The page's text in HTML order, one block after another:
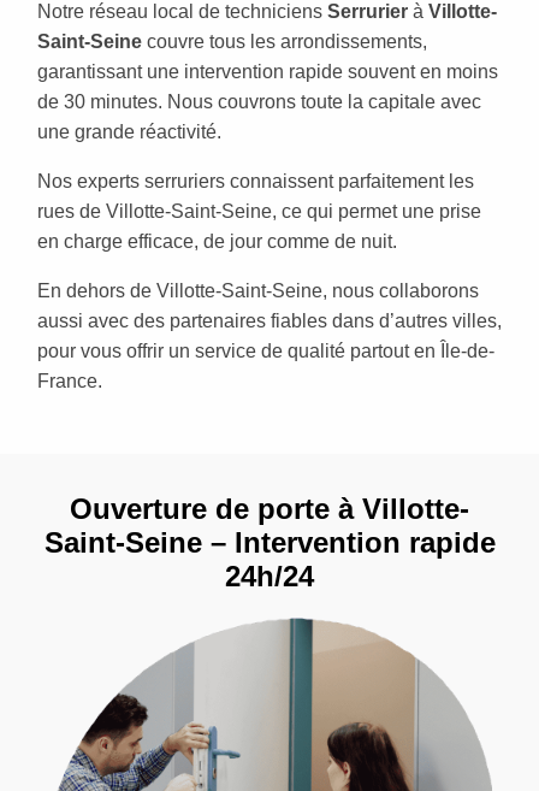
Notre réseau local de techniciens Serrurier à Villotte-
Saint-Seine couvre tous les arrondissements,
garantissant une intervention rapide souvent en moins
de 30 minutes. Nous couvrons toute la capitale avec
une grande réactivité.
Nos experts serruriers connaissent parfaitement les
rues de Villotte-Saint-Seine, ce qui permet une prise
en charge efficace, de jour comme de nuit.
En dehors de Villotte-Saint-Seine, nous collaborons
aussi avec des partenaires fiables dans d’autres villes,
pour vous offrir un service de qualité partout en Île-de-
France.
Ouverture de porte à Villotte-
Saint-Seine – Intervention rapide
24h/24